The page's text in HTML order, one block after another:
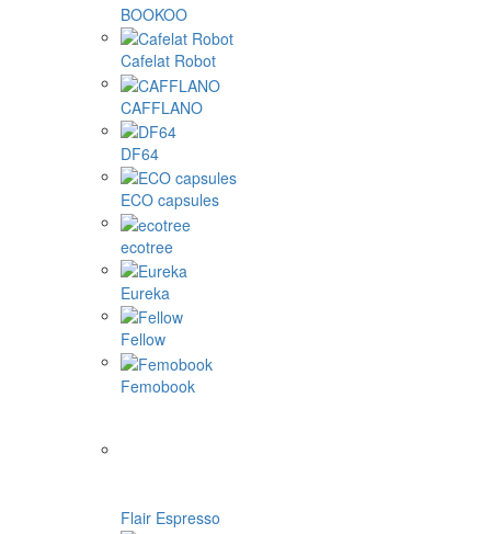
BOOKOO
Cafelat Robot
CAFFLANO
DF64
ECO capsules
ecotree
Eureka
Fellow
Femobook
Flair Espresso